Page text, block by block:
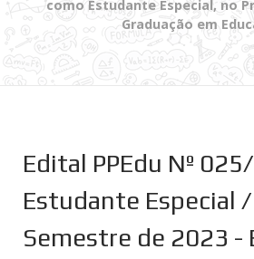
como Estudante Especial, no
Graduação em
Edital PPEdu Nº
Estudante Especial /
Semestre de 2023 -